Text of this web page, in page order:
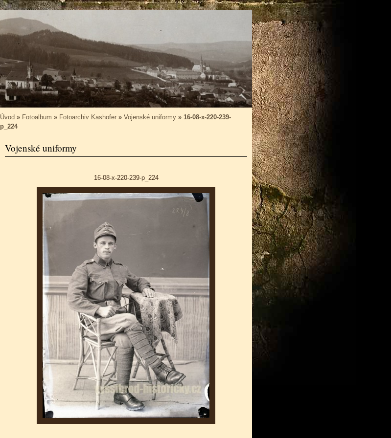
Úvod » Fotoalbum » Fotoarchiv Kashofer » Vojenské uniformy » 16-08-x-220-239-
p_224
Vojenské uniformy
16-08-x-220-239-p_224